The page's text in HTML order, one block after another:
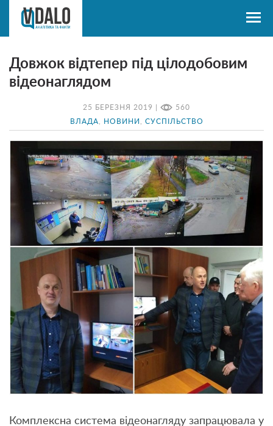
25 БЕРЕЗНЯ 2019 | 560
ВЛАДА НОВИНИ СУСПІЛЬСТВО
Довжок відтепер під цілодобовим
відеонаглядом
Комплексна система відеонагляду запрацювала у